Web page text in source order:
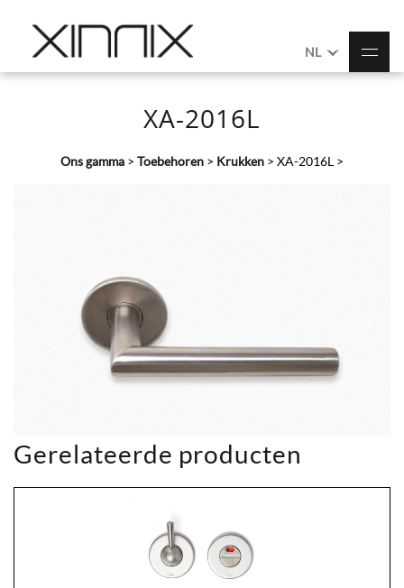
NL
XA-2016L
Ons gamma > Toebehoren > Krukken > XA-2016L >
Gerelateerde producten